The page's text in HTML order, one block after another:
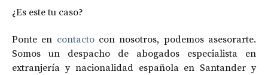
¿Es este tu caso?
Ponte en contactocon nosotros, podemos asesorarte.
Somos un despacho de abogados especialista en
extranjería y nacionalidad española en Santander y